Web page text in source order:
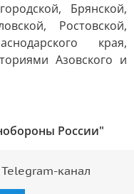
Брянской,
Ростовской,
края,
Азовского и
России"
канал